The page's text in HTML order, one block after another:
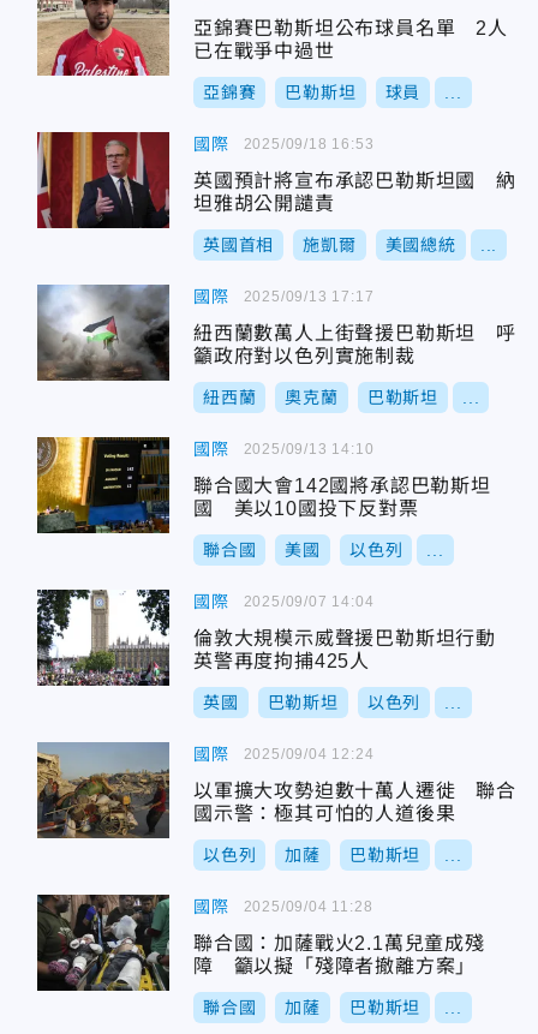
亞錦賽巴勒斯坦公布球員名單 2人
已在戰爭中過世
亞錦賽 巴勒斯坦 球員
國際
英國預計將宣布承認巴勒斯坦國 納
坦雅胡公開譴責
英國首相 施凱爾 美國總統
2025/09/18 16:53
國際
紐西蘭數萬人上街聲援巴勒斯坦 呼
籲政府對以色列實施制裁
紐西蘭 奧克蘭 巴勒斯坦
2025/09/13 17:17
國際
聯合國大會142國將承認巴勒斯坦
國 美以10國投下反對票
聯合國 美國 以色列
2025/09/13 14:10
國際
倫敦大規模示威聲援巴勒斯坦行動
英警再度拘捕425人
英國 巴勒斯坦 以色列
2025/09/07 14:04
國際
以軍擴大攻勢迫數十萬人遷徙 聯合
國示警：極其可怕的人道後果
以色列 加薩 巴勒斯坦
2025/09/04 12:24
國際
聯合國：加薩戰火2.1萬兒童成殘
障 籲以擬「殘障者撤離方案」
聯合國 加薩 巴勒斯坦
2025/09/04 11:28